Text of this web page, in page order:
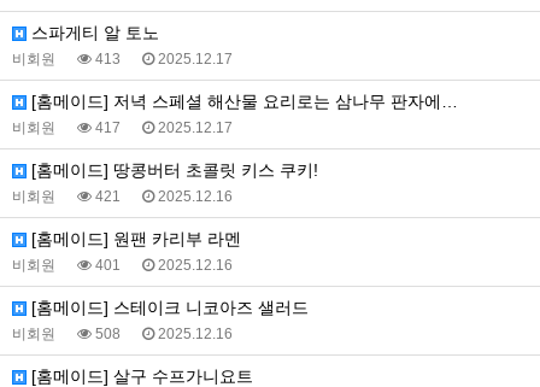
스파게티 알 토노
비회원 413 2025.12.17
[홈메이드] 저녁 스페셜 해산물 요리로는 삼나무 판자에…
비회원 417 2025.12.17
[홈메이드] 땅콩버터 초콜릿 키스 쿠키!
비회원 421 2025.12.16
[홈메이드] 원팬 카리부 라멘
비회원 401 2025.12.16
[홈메이드] 스테이크 니코아즈 샐러드
비회원 508 2025.12.16
[홈메이드] 살구 수프가니요트